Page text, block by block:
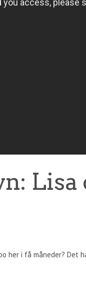
Lisa
her i få måneder? Det